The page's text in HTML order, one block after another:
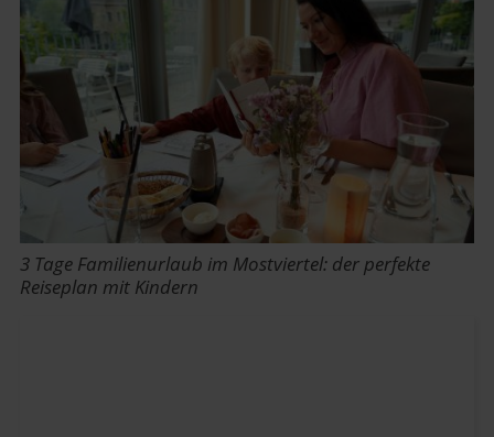
3 Tage Familienurlaub im Mostviertel: der perfekte
Reiseplan mit Kindern